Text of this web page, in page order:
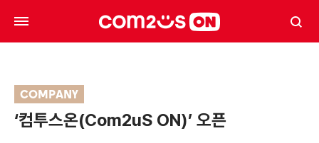
COMPANY
‘컴투스온(Com2uS ON)’ 오픈